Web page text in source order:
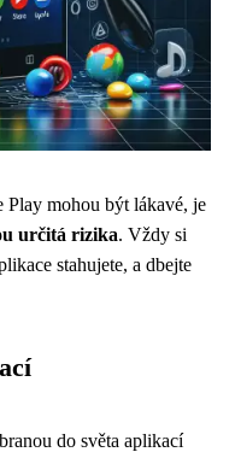
mohou být lákavé, je
určitá rizika. Vždy si
stahujete, a dbejte
do světa aplikací